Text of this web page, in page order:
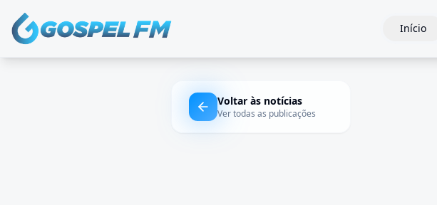
Início
Voltar às notícias
Ver todas as publicações